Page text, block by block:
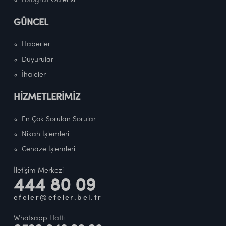
GÜNCEL
Haberler
Duyurular
İhaleler
HİZMETLERİMİZ
En Çok Sorulan Sorular
Nikah İşlemleri
Cenaze İşlemleri
İletişim Merkezi
444 80 09
efeler@efeler.bel.tr
Whatsapp Hattı